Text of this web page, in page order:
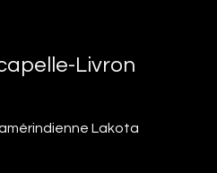
Livron
Lakota